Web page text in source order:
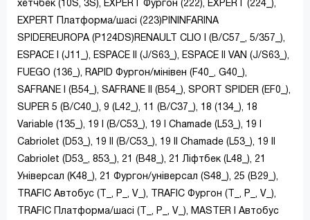
хетчбек (10S, 3S), EXPERT Фургон (222), EXPERT (224_),
EXPERT Платформа/шасі (223)PININFARINA
SPIDEREUROPA (P124DS)RENAULT CLIO I (B/C57_, 5/357_),
ESPACE I (J11_), ESPACE II (J/S63_), ESPACE II VAN (J/S63_),
FUEGO (136_), RAPID Фургон/мінівен (F40_, G40_),
SAFRANE I (B54_), SAFRANE II (B54_), SPORT SPIDER (EF0_),
SUPER 5 (B/C40_), 9 (L42_), 11 (B/C37_), 18 (134_), 18
Variable (135_), 19 I (B/C53_), 19 I Chamade (L53_), 19 I
Cabriolet (D53_), 19 II (B/C53_), 19 II Chamade (L53_), 19 II
Cabriolet (D53_, 853_), 21 (B48_), 21 Ліфтбек (L48_), 21
Універсал (K48_), 21 Фургон/універсал (S48_), 25 (B29_),
TRAFIC Автобус (T_, P_, V_), TRAFIC Фургон (T_, P_, V_),
TRAFIC Платформа/шасі (T_, P_, V_), MASTER I Автобус